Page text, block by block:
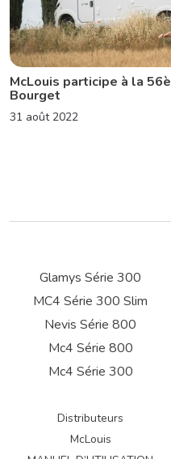
McLouis participe à la
Bourget
31 août 2022
Glamys Série 300
MC4 Série 300 Slim
Nevis Série 800
Mc4 Série 800
Mc4 Série 300
Distributeurs
McLouis